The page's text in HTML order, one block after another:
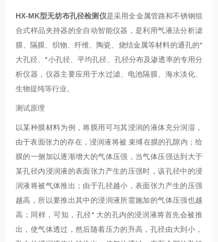
HX-MK型无纺布孔径检测仪是采用全金属管路和不锈钢组
合式样品夹持器的全自动智能仪器，是利用气液法分析滤
膜、隔膜、织物、纤维、陶瓷、烧结金属等材料的通孔的*
大孔径、*小孔径、平均孔径、孔径分布及渗透率的专用分
析仪器，仪器主要应用于水过滤、电池隔膜、海水淡化、
生物提纯等行业。
测试原理
以某种膜材料为例，将膜用可与其浸润的液体充分润湿，
由于表面张力的存在，浸润液将被 束缚在膜的孔隙内；给
膜的一侧加以逐渐增大的气体压强，当气体压强达到大于
某孔径内浸润液的表面张力产生的压强时，该孔径中的浸
润液将被气体推出；由于孔径越小，表面张力产生的压强
越高，所以要推出其中的浸润液所需施加的气体压强也越
高；同样，可知，孔径* 大的孔内的浸润液将首先会被推
出，使气体透过，然后随着压力的升高，孔径由大到小，